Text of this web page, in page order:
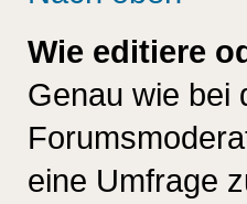
Wie editiere
Genau wie bei
eine Umfrage